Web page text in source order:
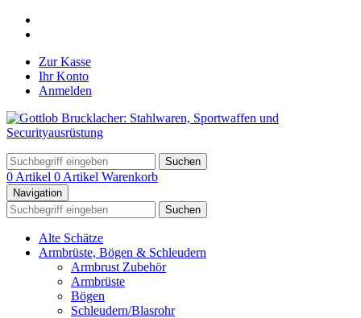
Zur Kasse
Ihr Konto
Anmelden
Suchen
0 Artikel 0 Artikel Warenkorb
Navigation
Suchen
Alte Schätze
Armbrüste, Bögen & Schleudern
Armbrust Zubehör
Armbrüste
Bögen
Schleudern/Blasrohr